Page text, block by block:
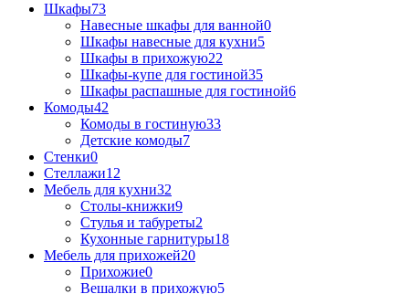
Шкафы73
Навесные шкафы для ванной0
Шкафы навесные для кухни5
Шкафы в прихожую22
Шкафы-купе для гостиной35
Шкафы распашные для гостиной6
Комоды42
Комоды в гостиную33
Детские комоды7
Стенки0
Стеллажи12
Мебель для кухни32
Столы-книжки9
Стулья и табуреты2
Кухонные гарнитуры18
Мебель для прихожей20
Прихожие0
Вешалки в прихожую5